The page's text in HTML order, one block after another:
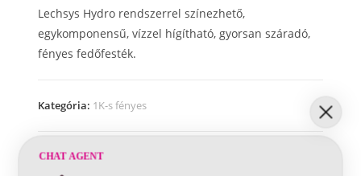
Lechsys Hydro rendszerrel színezhető,
egykomponensű, vízzel hígítható, gyorsan száradó,
fényes fedőfesték.
Kategória: 1K-s fényes
CHAT AGENT